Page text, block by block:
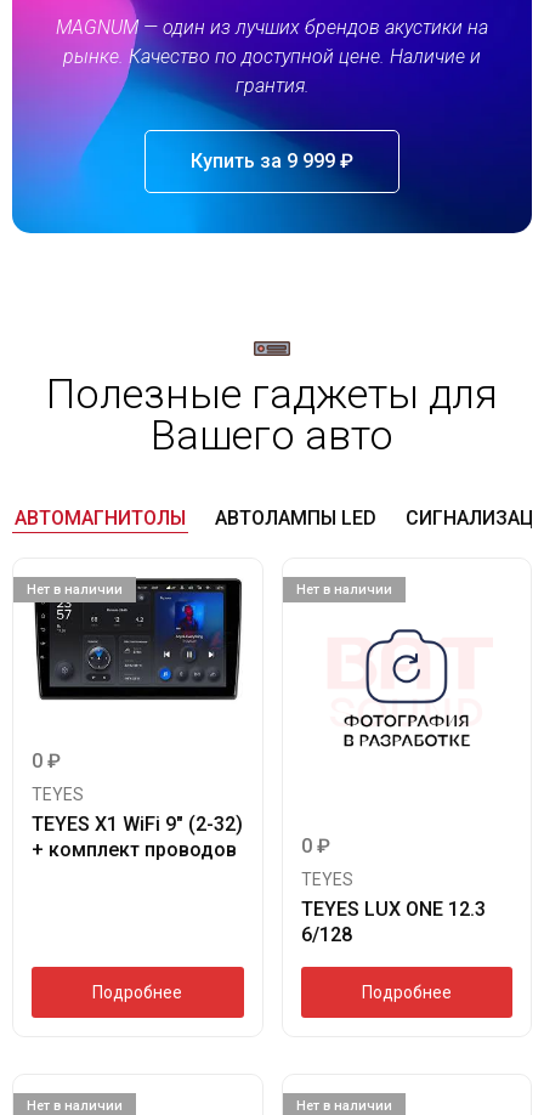
MAGNUM — один из лучших брендов акустики на
рынке. Качество по доступной цене. Наличие и
грантия.
Купить за 9 999 ₽
Полезные гаджеты для
Вашего авто
АВТОМАГНИТОЛЫ АВТОЛАМПЫ LED
Нет в наличии
0 ₽
TEYES
TEYES X1 WiFi 9″ (2-32)
+ комплект проводов
Подробнее
Нет в наличии
0 ₽
TEYES
TEYES LUX ONE 12.3
6/128
Подробнее
Нет в наличии Нет в наличии